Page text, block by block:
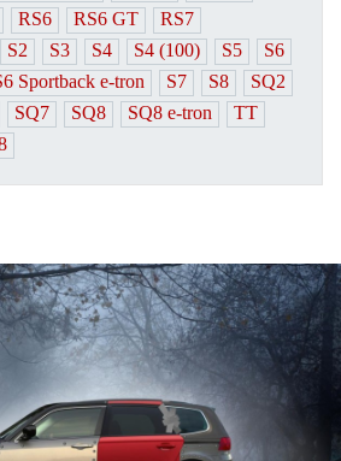
RS6 RS6 GT
RS7
S2 S3 S4 S4 (100) S5
S6
Sportback e-tron S7 S8
SQ2
SQ7 SQ8 SQ8 e-tron
TT